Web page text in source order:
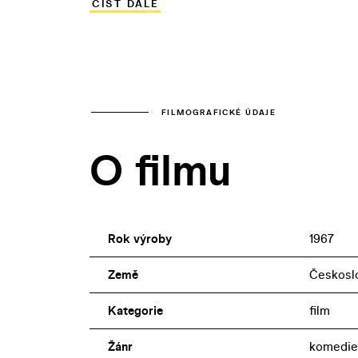
Jarmila Srbová) se zkušenými
ČÍST DÁLE
FILMOGRAFICKÉ ÚDAJE
O filmu
Rok výroby 1967
Země
Kategorie film
Žánr komedie